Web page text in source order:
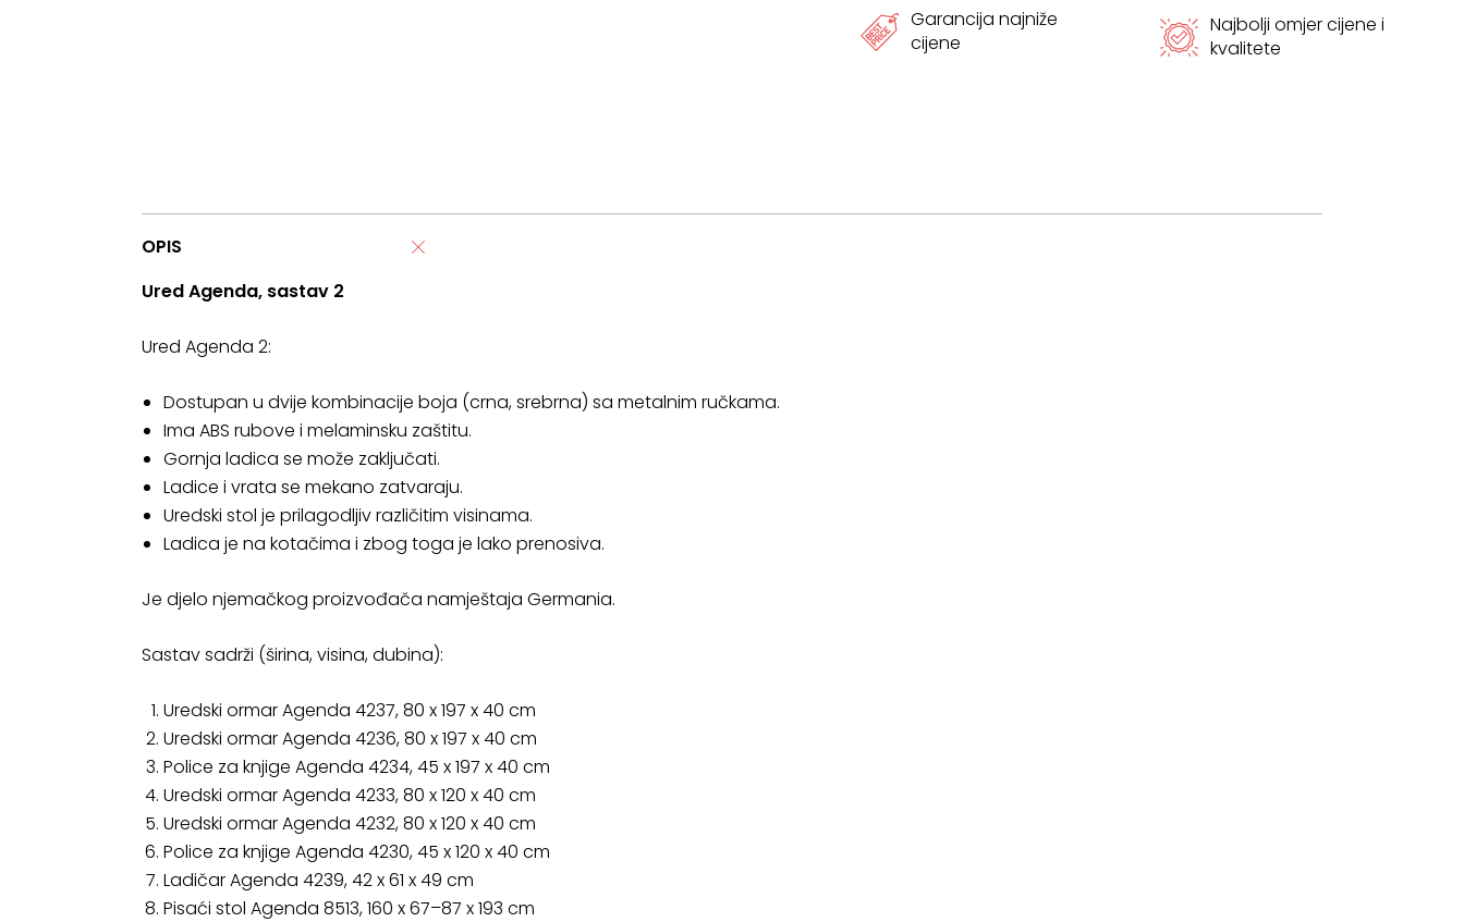
Garancija najniže
cijene
Najbolji omjer cijene i
kvalitete
OPIS
Ured Agenda, sastav 2
Ured Agenda 2:
Dostupan u dvije kombinacije boja (crna, srebrna) sa metalnim ručkama.
Ima ABS rubove i melaminsku zaštitu.
Gornja ladica se može zaključati.
Ladice i vrata se mekano zatvaraju.
Uredski stol je prilagodljiv različitim visinama.
Ladica je na kotačima i zbog toga je lako prenosiva.
Je djelo njemačkog proizvođača namještaja Germania.
Sastav sadrži (širina, visina, dubina):
Uredski ormar Agenda 4237, 80 x 197 x 40 cm
Uredski ormar Agenda 4236, 80 x 197 x 40 cm
Police za knjige Agenda 4234, 45 x 197 x 40 cm
Uredski ormar Agenda 4233, 80 x 120 x 40 cm
Uredski ormar Agenda 4232, 80 x 120 x 40 cm
Police za knjige Agenda 4230, 45 x 120 x 40 cm
Ladičar Agenda 4239, 42 x 61 x 49 cm
Pisaći stol Agenda 8513, 160 x 67–87 x 193 cm